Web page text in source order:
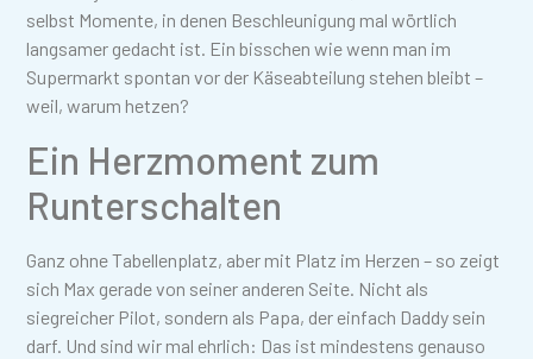
selbst Momente, in denen Beschleunigung mal wörtlich
langsamer gedacht ist. Ein bisschen wie wenn man im
Supermarkt spontan vor der Käseabteilung stehen bleibt –
weil, warum hetzen?
Ein Herzmoment zum
Runterschalten
Ganz ohne Tabellenplatz, aber mit Platz im Herzen – so zeigt
sich Max gerade von seiner anderen Seite. Nicht als
siegreicher Pilot, sondern als Papa, der einfach Daddy sein
darf. Und sind wir mal ehrlich: Das ist mindestens genauso